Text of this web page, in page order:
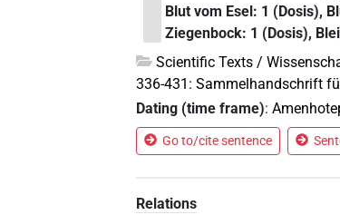
Blut vom Esel: 1 (Dosis),
Ziegenbock: 1 (Dosis),
Scientific Texts /
336-431: Sammelhandschrift
Dating (time frame):
Go to/cite sentence
Relations